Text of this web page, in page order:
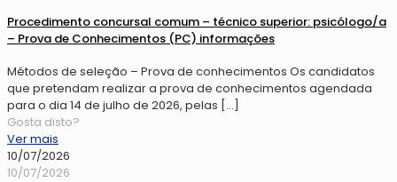
Procedimento concursal comum – técnico superior: psicólogo/a
– Prova de Conhecimentos (PC) informações
Métodos de seleção – Prova de conhecimentos Os candidatos
que pretendam realizar a prova de conhecimentos agendada
para o dia 14 de julho de 2026, pelas […]
Gosta disto?
Ver mais
10/07/2026
10/07/2026